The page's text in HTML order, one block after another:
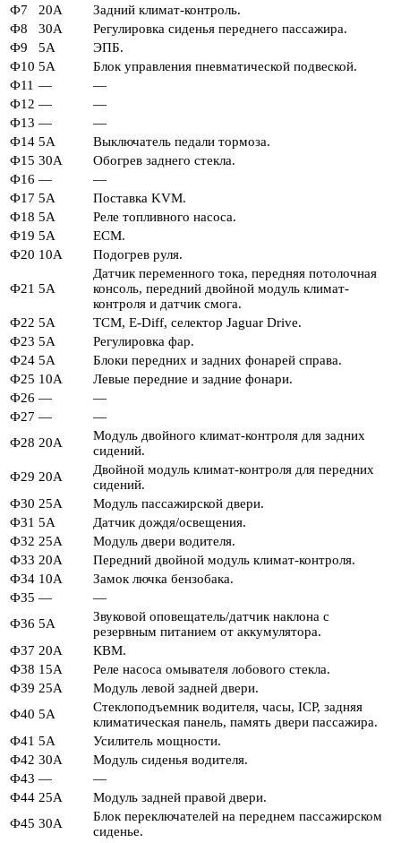
Ф7
20А
Задний климат-контроль.
Ф8
30А
Регулировка сиденья переднего пассажира.
Ф9
5А
ЭПБ.
Ф10 5А
Блок управления пневматической подвеской.
Ф11 —
—
Ф12 —
—
Ф13 —
—
Ф14 5А
Выключатель педали тормоза.
Ф15 30А
Обогрев заднего стекла.
Ф16 —
—
Ф17 5А
Поставка KVM.
Ф18 5А
Реле топливного насоса.
Ф19 5А
ЕСМ.
Ф20 10А Подогрев руля.
Ф21 5А
Датчик переменного тока, передняя потолочная
консоль, передний двойной модуль климат-
контроля и датчик смога.
Ф22 5А
TCM, E-Diff, селектор Jaguar Drive.
Ф23 5А
Регулировка фар.
Ф24 5А
Блоки передних и задних фонарей справа.
Ф25 10А
Левые передние и задние фонари.
Ф26 —
—
Ф27 —
—
Ф28 20А
Модуль двойного климат-контроля для задних
сидений.
Ф29 20А
Двойной модуль климат-контроля для передних
сидений.
Ф30 25А
Модуль пассажирской двери.
Ф31 5А
Датчик дождя/освещения.
Ф32 25А
Модуль двери водителя.
Ф33 20А
Передний двойной модуль климат-контроля.
Ф34 10А
Замок лючка бензобака.
Ф35 —
—
Ф36 5А
Звуковой оповещатель/датчик наклона с
резервным питанием от аккумулятора.
Ф37 20А
КВМ.
Ф38 15А
Реле насоса омывателя лобового стекла.
Ф39 25А
Модуль левой задней двери.
Ф40 5А
Стеклоподъемник водителя, часы, ICP, задняя
климатическая панель, память двери пассажира.
Ф41 5А
Усилитель мощности.
Ф42 30А
Модуль сиденья водителя.
Ф43 —
—
Ф44 25А
Модуль задней правой двери.
Ф45 30А
Блок переключателей на переднем пассажирском
сиденье.